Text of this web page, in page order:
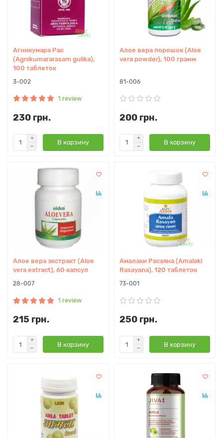
Агникумара Рас
(Agnikumararasam gulika),
100 таблеток
3-002
1 review
230 грн.
В корзину
Алое вера порошок (Aloe
vera powder), 100 грамм
81-006
200 грн.
В корзину
Алое вера экстракт (Aloe
vera extract), 60 капсул
28-007
1 review
215 грн.
В корзину
Амалаки Расаяна (Amalaki
Rasayana), 120 таблеток
73-001
250 грн.
В корзину